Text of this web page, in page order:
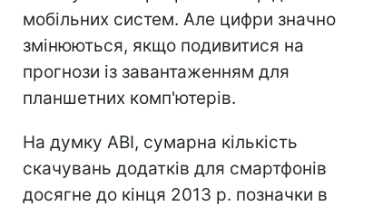
мобільних систем. Але цифри значно
змінюються, якщо подивитися на
прогнози із завантаженням для
планшетних комп'ютерів.
На думку ABI, сумарна кількість
скачувань додатків для смартфонів
досягне до кінця 2013 р. позначки в